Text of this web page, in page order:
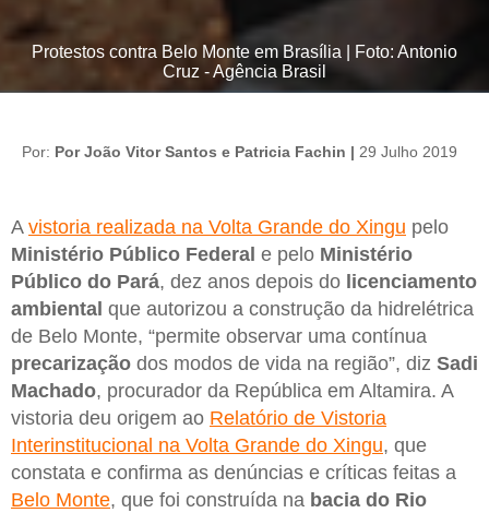
Protestos contra Belo Monte em Brasília | Foto: Antonio
Cruz - Agência Brasil
Por: Por João Vitor Santos e Patricia Fachin | 29 Julho 2019
A vistoria realizada na Volta Grande do Xingu pelo
Ministério Público Federal e pelo Ministério
Público do Pará, dez anos depois do licenciamento
ambiental que autorizou a construção da hidrelétrica
de Belo Monte, “permite observar uma contínua
precarização dos modos de vida na região”, diz Sadi
Machado, procurador da República em Altamira. A
vistoria deu origem ao Relatório de Vistoria
Interinstitucional na Volta Grande do Xingu, que
constata e confirma as denúncias e críticas feitas a
Belo Monte, que foi construída na bacia do Rio